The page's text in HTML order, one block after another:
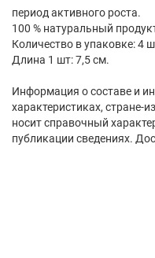
период активного роста.
100 % натуральный
Количество в упаковке: 4
Длина 1 шт: 7,5 см.
Информация о составе и
характеристиках, стране-
носит справочный
публикации сведениях.